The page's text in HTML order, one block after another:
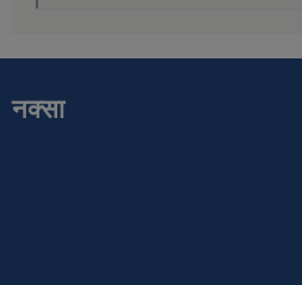
नक्सा